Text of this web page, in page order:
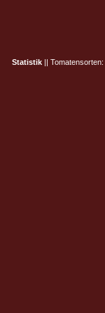
Statistik|| Tomatensorten: